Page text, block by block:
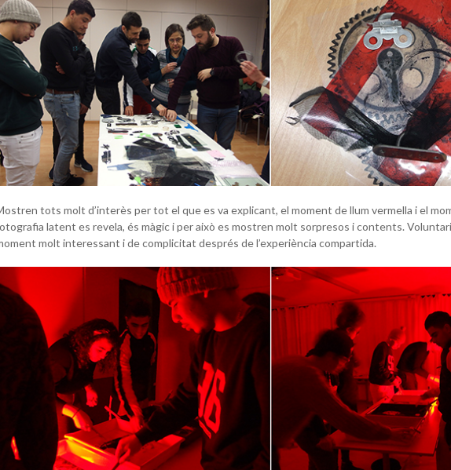
tots molt d’interès per tot el que es va explicant, el moment de llum vermella i el
latent es revela, és màgic i per això es mostren molt sorpresos i contents.
molt interessant i de complicitat després de l’experiència compartida.